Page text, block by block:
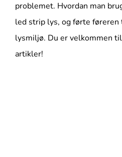
problemet. Hvordan man
led strip lys, og førte
lysmiljø. Du er velkommen
artikler!